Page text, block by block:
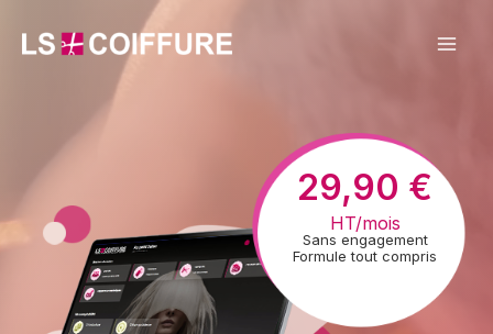
29,90 €
HT/mois
Sans engagement
Formule tout compris